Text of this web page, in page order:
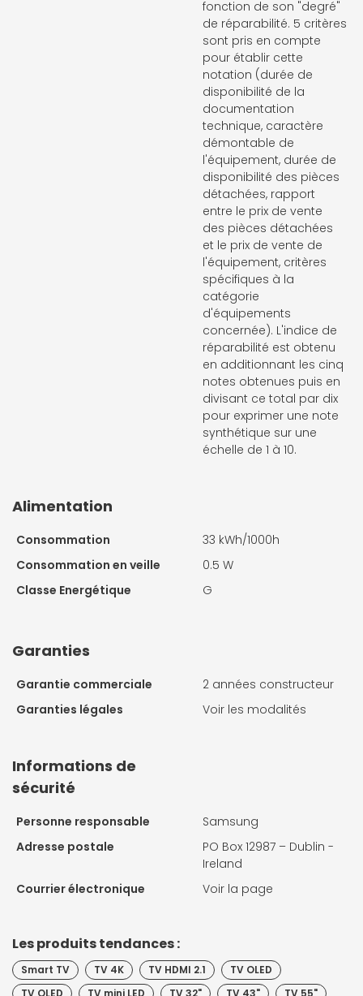
fonction de son "degré"
de réparabilité. 5 critères
sont pris en compte
pour établir cette
notation (durée de
disponibilité de la
documentation
technique, caractère
démontable de
l'équipement, durée de
disponibilité des pièces
détachées, rapport
entre le prix de vente
des pièces détachées
et le prix de vente de
l'équipement, critères
spécifiques à la
catégorie
d'équipements
concernée). L'indice de
réparabilité est obtenu
en additionnant les cinq
notes obtenues puis en
divisant ce total par dix
pour exprimer une note
synthétique sur une
échelle de 1 à 10.
Alimentation
Consommation
33 kWh/1000h
Consommation en veille
0.5 W
Classe Energétique
G
Garanties
Garantie commerciale
2 années constructeur
Garanties légales
Voir les modalités
Informations de
sécurité
Personne responsable
Samsung
Adresse postale
PO Box 12987 – Dublin -
Ireland
Courrier électronique
Voir la page
Les produits tendances :
Smart TV TV 4K TV HDMI 2.1
TV OLED